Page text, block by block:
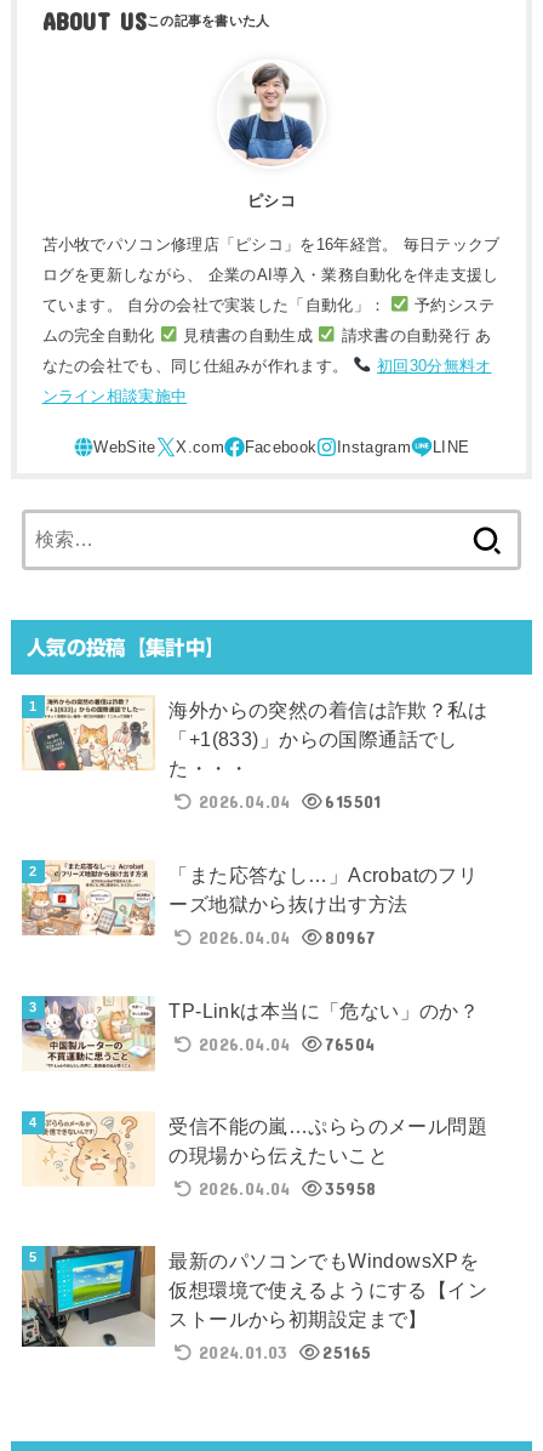
ABOUT US
ピシコ
苫小牧でパソコン修理店「ピシコ」を16年経営。 毎日テックブ
ログを更新しながら、 企業のAI導入・業務自動化を伴走支援し
ています。 自分の会社で実装した「自動化」：
予約システ
ムの完全自動化
見積書の自動生成
請求書の自動発行 あ
なたの会社でも、同じ仕組みが作れます。
初回30分無料オ
ンライン相談実施中
索:
人気の投稿【集計中】
海外からの突然の着信は詐欺？私は
「+1(833)」からの国際通話でし
た・・・
2026.04.04
615501
「また応答なし…」Acrobatのフリ
ーズ地獄から抜け出す方法
2026.04.04
80967
TP-Linkは本当に「危ない」のか？
2026.04.04
76504
受信不能の嵐…ぷららのメール問題
の現場から伝えたいこと
2026.04.04
35958
最新のパソコンでもWindowsXPを
仮想環境で使えるようにする【イン
ストールから初期設定まで】
2024.01.03
25165